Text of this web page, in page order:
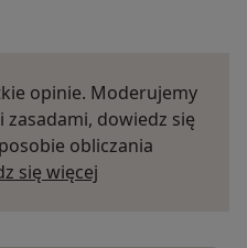
opinie. Moderujemy
zasadami, dowiedz się
obliczania
się więcej